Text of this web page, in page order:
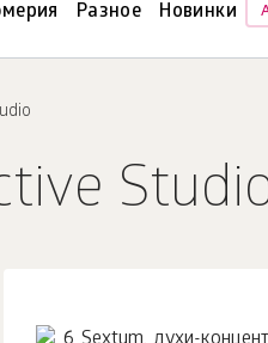
Разное Новинки